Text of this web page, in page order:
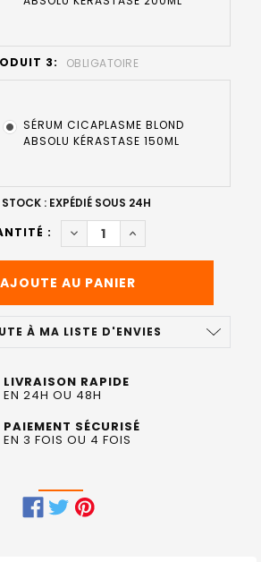
3: OBLIGATOIRE
SÉRUM CICAPLASME BLOND
ABSOLU KÉRASTASE 150ML
STOCK : EXPÉDIÉ SOUS 24H
:
DIMINUER LA QUANTITÉ DE
AUGMENTER LA
À MA LISTE D'ENVIES
LIVRAISON RAPIDE
EN 24H OU 48H
PAIEMENT SÉCURISÉ
EN 3 FOIS OU 4 FOIS